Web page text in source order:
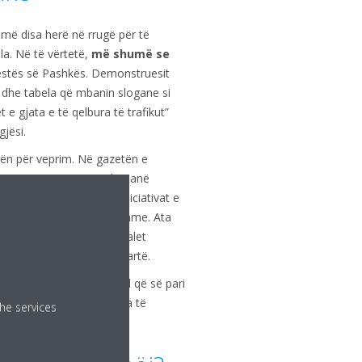
disa herë në rrugë për të
Në të vërtetë, më shumë se
së Pashkës. Demonstruesit
tabela që mbanin slogane si
e gjata e të qelbura të trafikut”
për veprim. Në gazetën e
me emetim të ulët janë
të madhe kanë edhe iniciativat e
këtë si të pamjaftueshme. Ata
mendimit se duhet të ndalet
trafikut me volum të lartë.
qyteti i parë flamand që së pari
të reja dhe qendra të
services